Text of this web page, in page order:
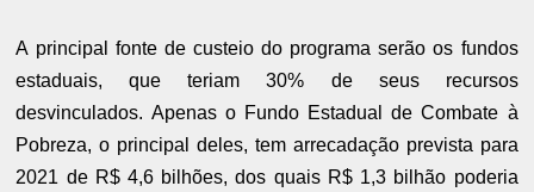
A principal fonte de custeio do programa serão os fundos
estaduais, que teriam 30% de seus recursos
desvinculados. Apenas o Fundo Estadual de Combate à
Pobreza, o principal deles, tem arrecadação prevista para
2021 de R$ 4,6 bilhões, dos quais R$ 1,3 bilhão poderia